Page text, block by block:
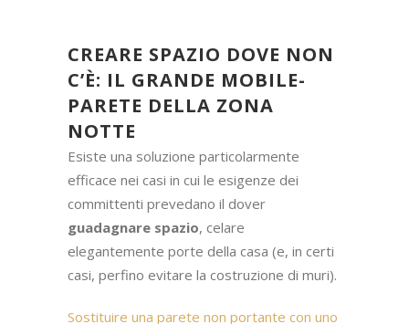
CREARE SPAZIO DOVE NON
C’È: IL GRANDE MOBILE-
PARETE DELLA ZONA
NOTTE
Esiste una soluzione particolarmente
efficace nei casi in cui le esigenze dei
committenti prevedano il dover
guadagnare spazio, celare
elegantemente porte della casa (e, in certi
casi, perfino evitare la costruzione di muri).
Sostituire una parete non portante con uno